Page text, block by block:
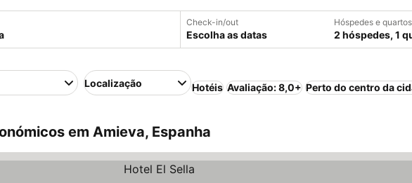
Check-in/out
Escolha as datas
Hóspedes e quartos
2 hóspedes, 1
Localização Hotéis Avaliação: 8,0+ Perto do centro da
em Amieva, Espanha